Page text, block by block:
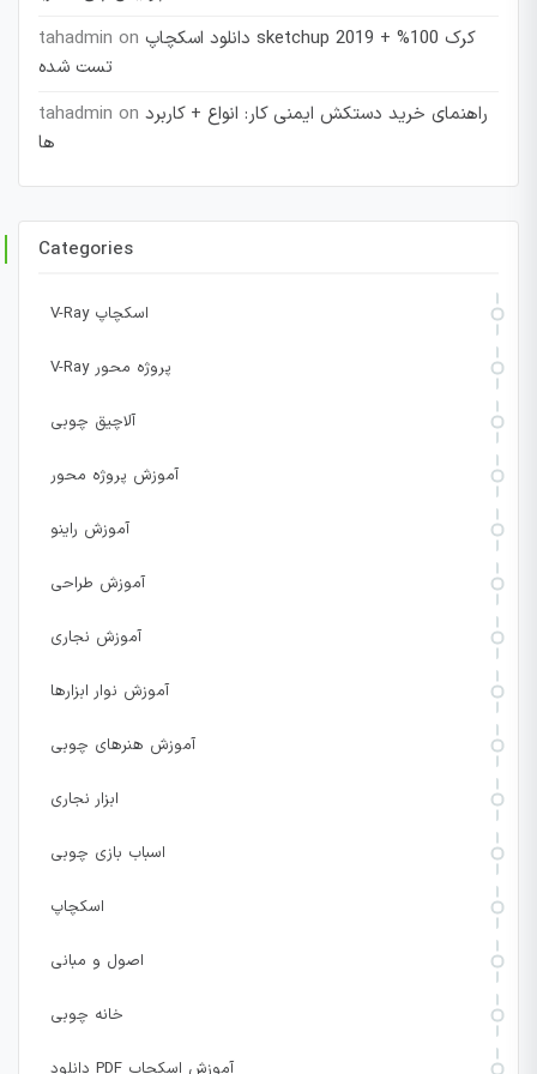
tahadmin on دانلود اسکچاپ sketchup 2019 + کرک 100%
تست شده
tahadmin on راهنمای خرید دستکش ایمنی کار: انواع + کاربرد
ها
Categories
V-Ray اسکچاپ
V-Ray پروژه محور
آلاچیق چوبی
آموزش پروژه محور
آموزش راینو
آموزش طراحی
آموزش نجاری
آموزش نوار ابزارها
آموزش هنرهای چوبی
ابزار نجاری
اسباب بازی چوبی
اسکچاپ
اصول و مبانی
خانه چوبی
دانلود PDF آموزش اسکچاپ